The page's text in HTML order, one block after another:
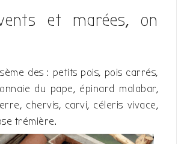
et marées, on
des : petits pois, pois carrés,
du pape, épinard malabar,
chervis, carvi, céleris vivace,
trémière.